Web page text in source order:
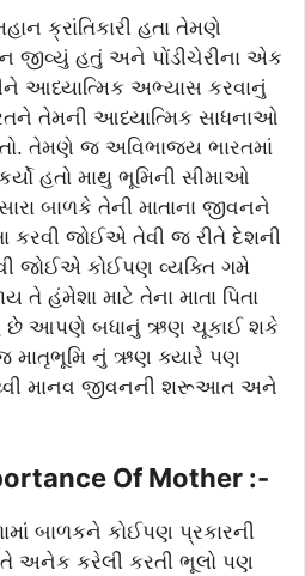
ક્રાંતિકારી હતા તેમણે
જીવ્યું હતું અને પોંડીચેરીના એક
આધ્યાત્મિક અભ્યાસ કરવાનું
તેમની આધ્યાત્મિક સાધનાઓ
તેમણે જ અવિભાજ્ય ભારતમાં
હતો માથુ ભૂમિની સીમાઓ
બાળકે તેની માતાના જીવનને
કરવી જોઈએ તેવી જ રીતે દેશની
જોઈએ કોઈપણ વ્યક્તિ ગમે
તે હંમેશા માટે તેના માતા પિતા
છે આપણે બધાનું ઋણ ચૂકાઈ શકે
જ માતૃભૂમિ નું ઋણ ક્યારે પણ
માનવ જીવનની શરૂઆત અને
Of Mother :-
બાળકને કોઈપણ પ્રકારની
અનેક કરેલી કરતી ભૂલો પણ